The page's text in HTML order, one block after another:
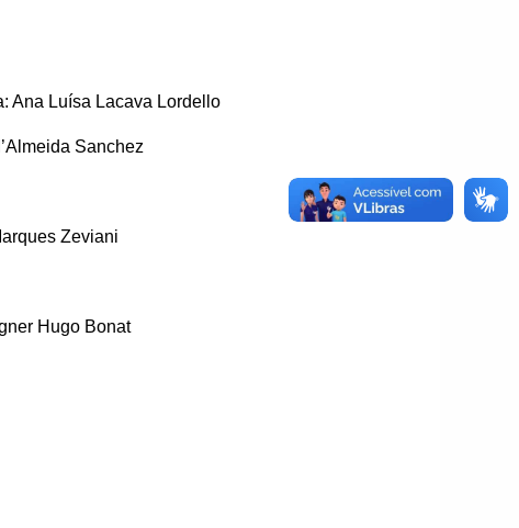
Ana Luísa Lacava Lordello
Sanchez
Zeviani
Hugo Bonat